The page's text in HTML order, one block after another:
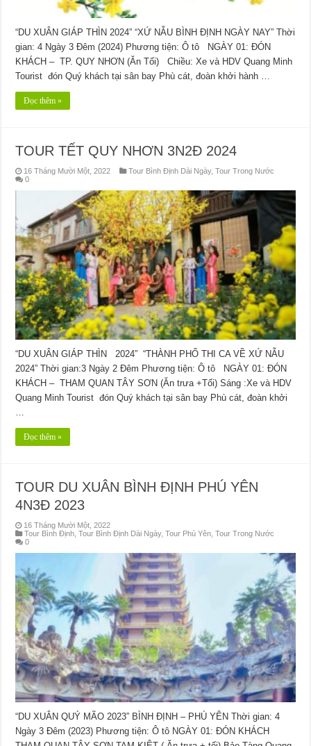
“DU XUÂN GIÁP THÌN 2024” “XỨ NẪU BÌNH ĐỊNH NGÀY NAY” Thời
gian: 4 Ngày 3 Đêm (2024) Phương tiện: Ô tô NGÀY 01: ĐÓN
KHÁCH – TP. QUY NHƠN (Ăn Tối) Chiều: Xe và HDV Quang Minh
Tourist đón Quý khách tại sân bay Phù cát, đoàn khởi hành …
Đọc thêm »
TOUR TẾT QUY NHƠN 3N2Đ 2024
16 Tháng Mười Một, 2022 Tour Bình Định Dài Ngày,Tour Trong Nước
0
“DU XUÂN GIÁP THÌN 2024” “THÀNH PHỐ THI CA VỀ XỨ NẪU
2024” Thời gian:3 Ngày 2 Đêm Phương tiện: Ô tô NGÀY 01: ĐÓN
KHÁCH – THAM QUAN TÂY SƠN (Ăn trưa +Tối) Sáng :Xe và HDV
Quang Minh Tourist đón Quý khách tại sân bay Phù cát, đoàn khởi
…
Đọc thêm »
TOUR DU XUÂN BÌNH ĐỊNH PHÚ YÊN
4N3Đ 2023
16 Tháng Mười Một, 2022
Tour Bình Định ,Tour Bình Định Dài Ngày,Tour Phú Yên ,Tour Trong Nước
0
“DU XUÂN QUÝ MÃO 2023” BÌNH ĐỊNH – PHÚ YÊN Thời gian: 4
Ngày 3 Đêm (2023) Phương tiện: Ô tô NGÀY 01: ĐÓN KHÁCH